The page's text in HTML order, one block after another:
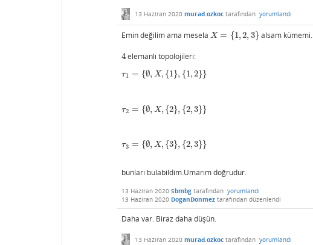
13 Haziran 2020 murad.ozkoc tarafından yorumlandı
Emin değilim ama mesela X = {1,2, 3}
X= {1, 2,3} alsam kümemi.
4
4elemanlı topolojileri:
τ1 = {∅, X, {1}, {1, 2}}
τ1 ={∅,X,{1},{1 ,2}}
τ2 = {∅, X, {2}, {2, 3}}
τ2 ={∅,X,{2},{2 ,3}}
τ3 = {∅, X, {3}, {2, 3}}
τ3 ={∅,X,{3},{2 ,3}}
bunları bulabildim.Umarım doğrudur.
13 Haziran 2020 Sbmbg tarafından yorumlandı
13 Haziran 2020 DoganDonmez tarafından düzenlendi
Daha var. Biraz daha düşün.
13 Haziran 2020 murad.ozkoc tarafından yorumlandı